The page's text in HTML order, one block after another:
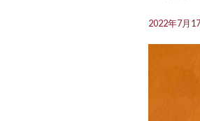
2022年7月